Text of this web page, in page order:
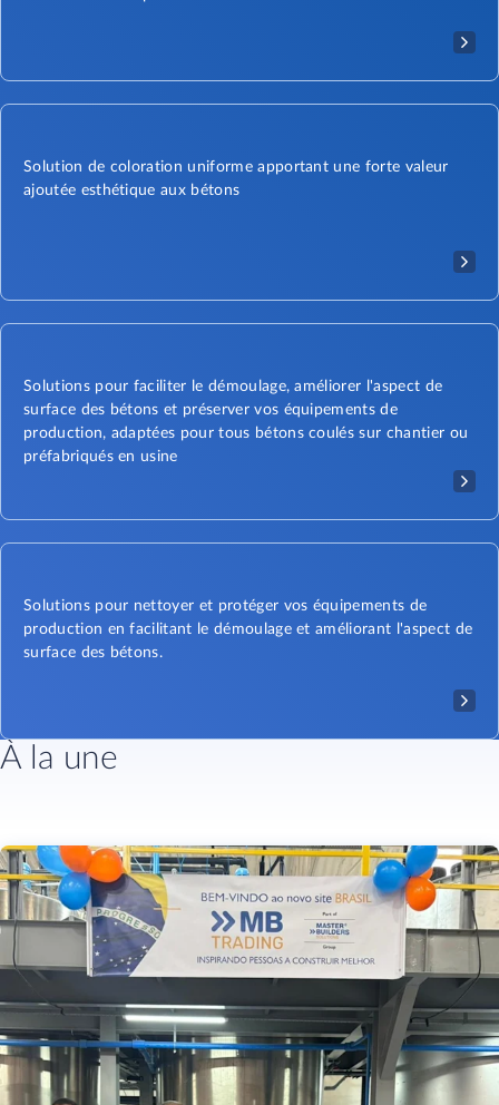
Solution de coloration uniforme apportant une forte valeur
ajoutée esthétique aux bétons
Solutions pour faciliter le démoulage, améliorer l'aspect de
surface des bétons et préserver vos équipements de
production, adaptées pour tous bétons coulés sur chantier ou
préfabriqués en usine
Solutions pour nettoyer et protéger vos équipements de
production en facilitant le démoulage et améliorant l'aspect de
surface des bétons.
À la une